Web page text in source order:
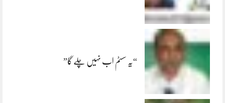
“یہ سسٹم اب نہیں چلے گا”